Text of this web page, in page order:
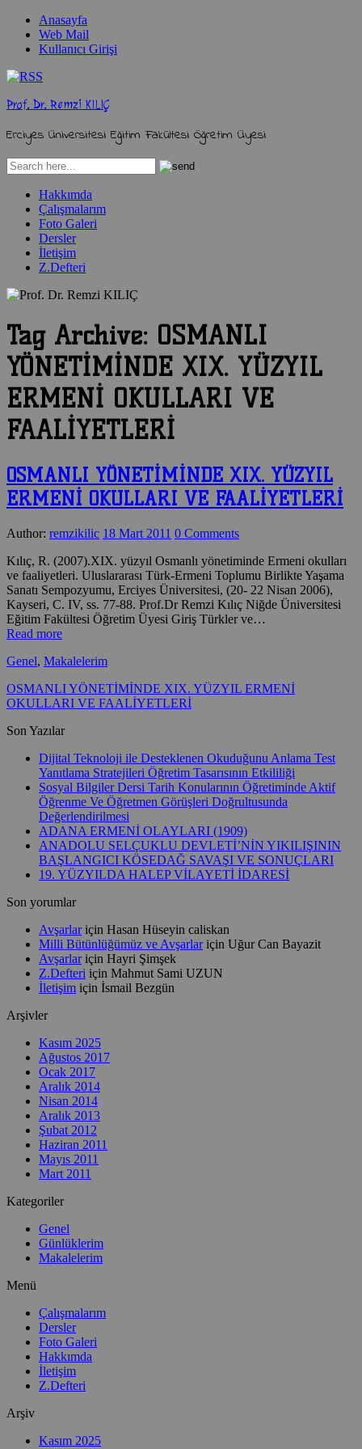
Anasayfa
Web Mail
Kullanıcı Girişi
Prof. Dr. Remzi KILIÇ
Erciyes Üniversitesi Eğitim Fakültesi Öğretim Üyesi
Hakkımda
Çalışmalarım
Foto Galeri
Dersler
İletişim
Z.Defteri
Tag Archive: OSMANLI
YÖNETİMİNDE XIX. YÜZYIL
ERMENİ OKULLARI VE
FAALİYETLERİ
OSMANLI YÖNETİMİNDE XIX. YÜZYIL
ERMENİ OKULLARI VE FAALİYETLERİ
Author: remzikilic 18 Mart 2011 0 Comments
Kılıç, R. (2007).XIX. yüzyıl Osmanlı yönetiminde Ermeni okulları
ve faaliyetleri. Uluslararası Türk-Ermeni Toplumu Birlikte Yaşama
Sanatı Sempozyumu, Erciyes Üniversitesi, (20- 22 Nisan 2006),
Kayseri, C. IV, ss. 77-88. Prof.Dr Remzi Kılıç Niğde Üniversitesi
Eğitim Fakültesi Öğretim Üyesi Giriş Türkler ve…
Read more
Genel, Makalelerim
OSMANLI YÖNETİMİNDE XIX. YÜZYIL ERMENİ
OKULLARI VE FAALİYETLERİ
Son Yazılar
Dijital Teknoloji ile Desteklenen Okuduğunu Anlama Test
Yanıtlama Stratejileri Öğretim Tasarısının Etkililiği
Sosyal Bilgiler Dersi Tarih Konularının Öğretiminde Aktif
Öğrenme Ve Öğretmen Görüşleri Doğrultusunda
Değerlendirilmesi
ADANA ERMENİ OLAYLARI (1909)
ANADOLU SELÇUKLU DEVLETİ’NİN YIKILIŞININ
BAŞLANGICI KÖSEDAĞ SAVAŞI VE SONUÇLARI
19. YÜZYILDA HALEP VİLAYETİ İDARESİ
Son yorumlar
Avşarlariçin Hasan Hüseyin caliskan
Milli Bütünlüğümüz ve Avşarlariçin Uğur Can Bayazit
Avşarlariçin Hayri Şimşek
Z.Defteri için Mahmut Sami UZUN
İletişim için İsmail Bezgün
Arşivler
Kasım 2025
Ağustos 2017
Ocak 2017
Aralık 2014
Nisan 2014
Aralık 2013
Şubat 2012
Haziran 2011
Mayıs 2011
Mart 2011
Kategoriler
Genel
Günlüklerim
Makalelerim
Menü
Çalışmalarım
Dersler
Foto Galeri
Hakkımda
İletişim
Z.Defteri
Arşiv
Kasım 2025